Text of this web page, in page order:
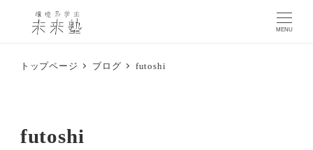
MENU
トップページ ブログ futoshi
futoshi